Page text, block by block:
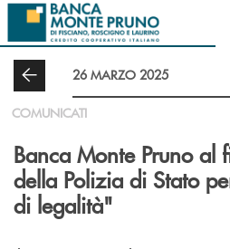
Salta al contenuto principale
26 MARZO 2025
COMUNICATI
Banca Monte Pruno al
della Polizia di Stato
di legalità"